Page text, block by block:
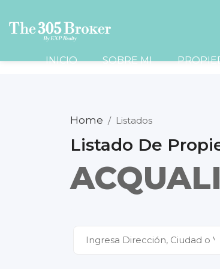
INICIO SOBRE MI
Home / Listados
Listado De